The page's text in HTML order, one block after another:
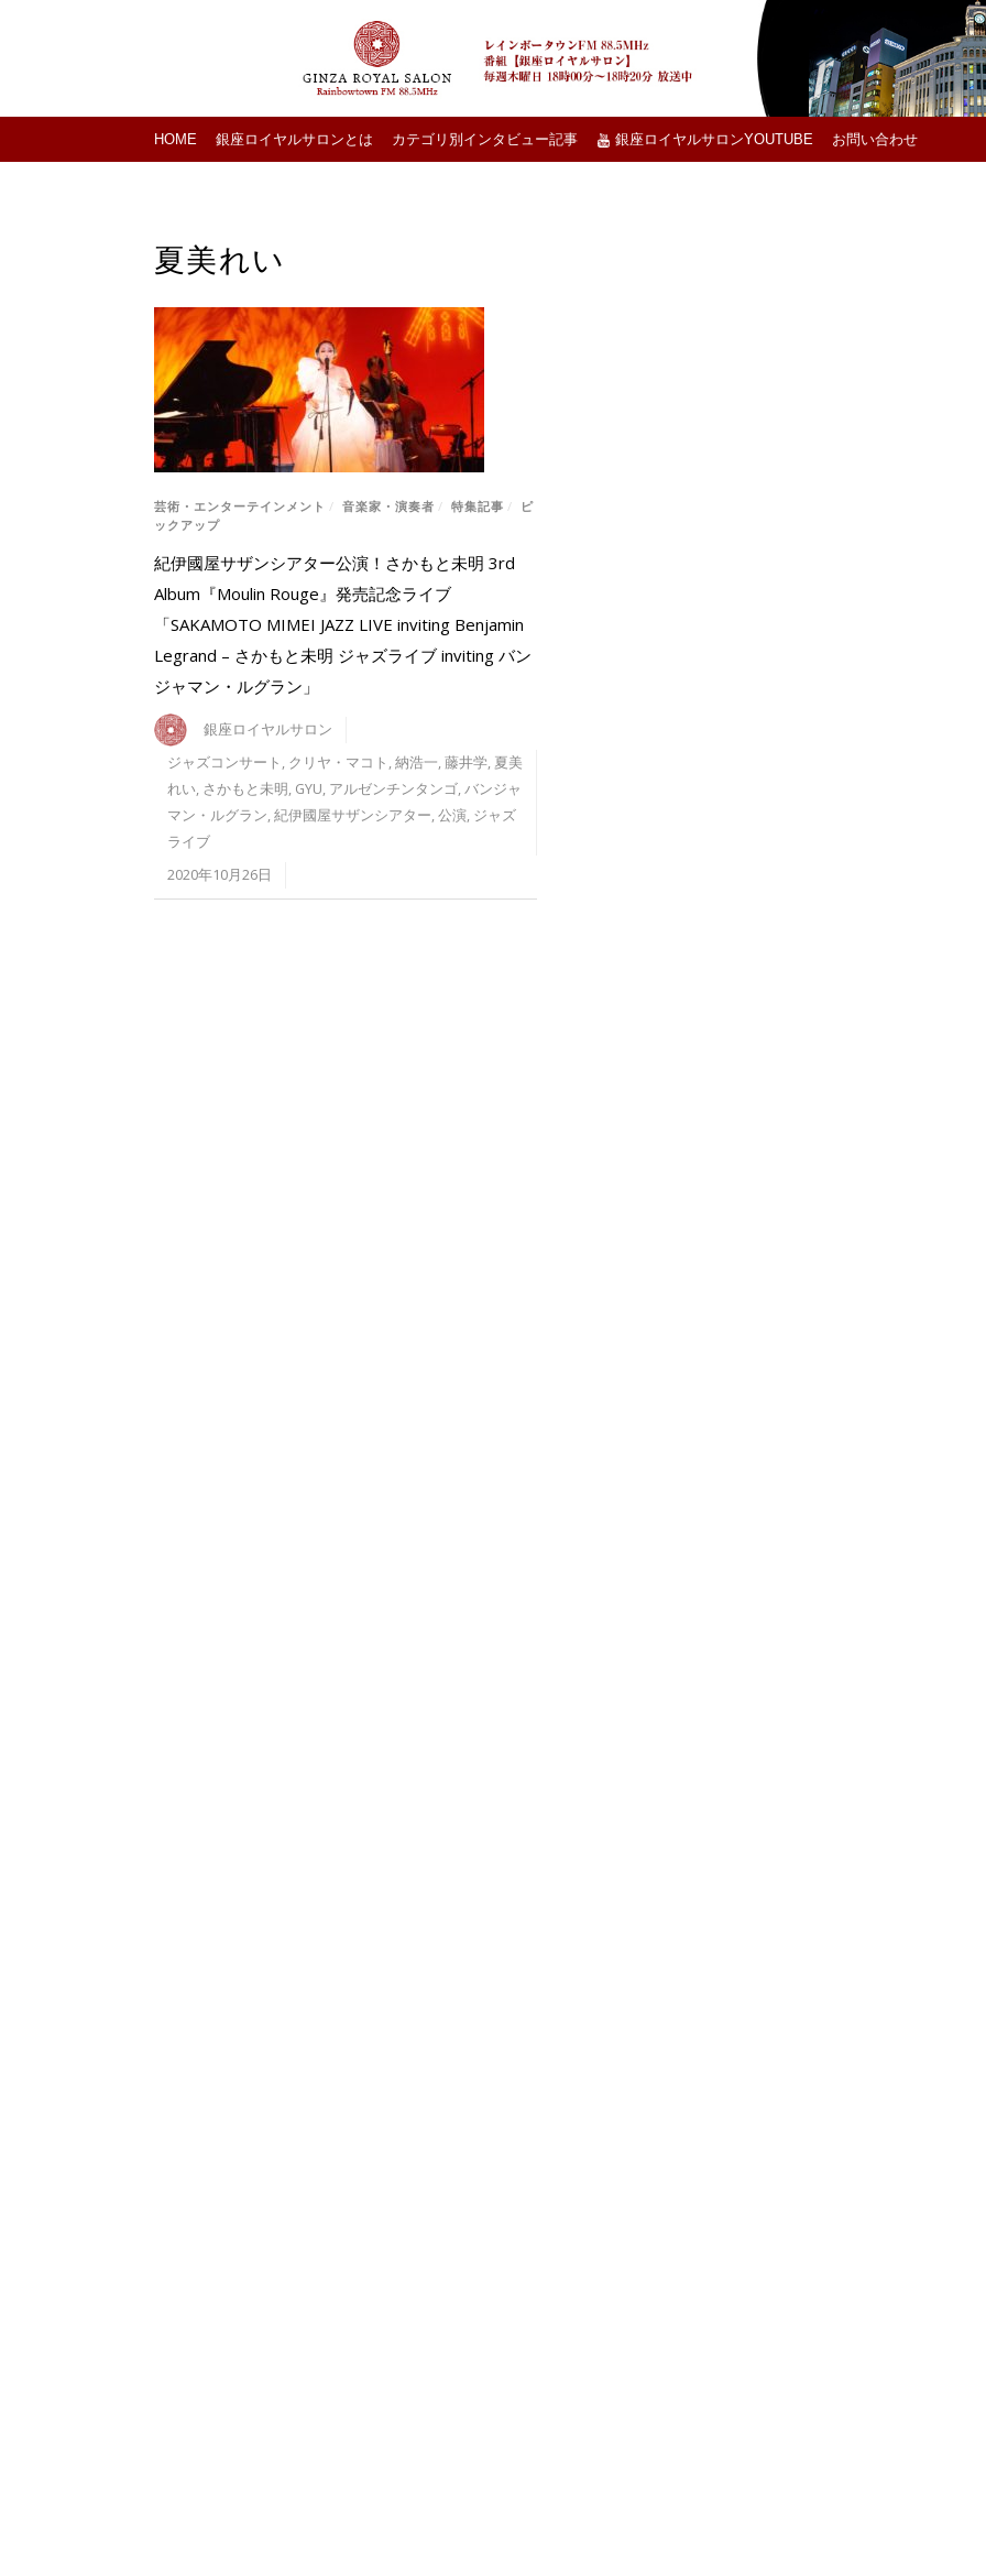
HOME 銀座ロイヤルサロンとは カテゴリ別インタビュー記事 銀座ロイヤルサロンYOUTUBE お問い合わせ
夏美れい
芸術・エンターテインメント / 音楽家・演奏者 / 特集記事 /
ピ
ックアップ
紀伊國屋サザンシアター公演！さかもと未明 3rd
Album『Moulin Rouge』発売記念ライブ
「SAKAMOTO MIMEI JAZZ LIVE inviting Benjamin
Legrand – さかもと未明 ジャズライブ inviting バン
ジャマン・ルグラン」
銀座ロイヤルサロン
ジャズコンサート , クリヤ・マコト ,納浩一,藤井学, 夏美
れい, さかもと未明, GYU, アルゼンチンタンゴ,バンジャ
マン・ルグラン,紀伊國屋サザンシアター,公演, ジャズ
ライブ
2020年10月26日